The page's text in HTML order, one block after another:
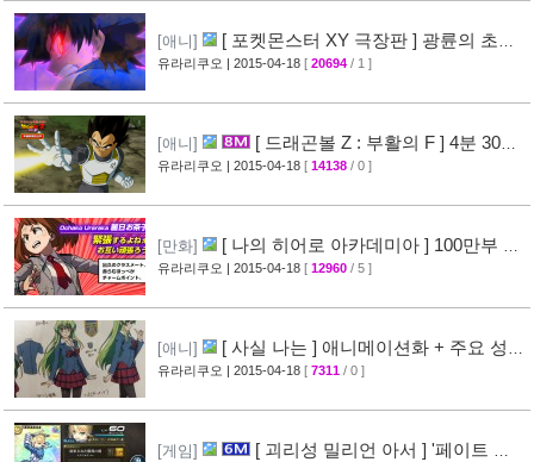
[애니]
[ 포켓몬스터 XY 극장판 ] 광륜의 초마
신 후파 PV 영상 공개 [47]
유라리쿠오 | 2015-04-18 [ 20694 / 1 ]
[애니]
[ 드래곤볼 Z : 부활의 F ] 4분 30초
스토리 영상 공개
[38]
유라리쿠오 | 2015-04-18 [ 14138 / 0 ]
[만화]
[ 나의 히어로 아카데미아 ] 100만부 돌
파 & 특설페이지 오픈 [44]
유라리쿠오 | 2015-04-18 [ 12960 / 5 ]
[애니]
[ 사실 나는 ] 애니메이션화 + 주요 성우
진 명단 공개 [32]
유라리쿠오 | 2015-04-18 [ 7311 / 0 ]
[게임]
[ 괴리성 밀리언 아서 ] '페이트 스